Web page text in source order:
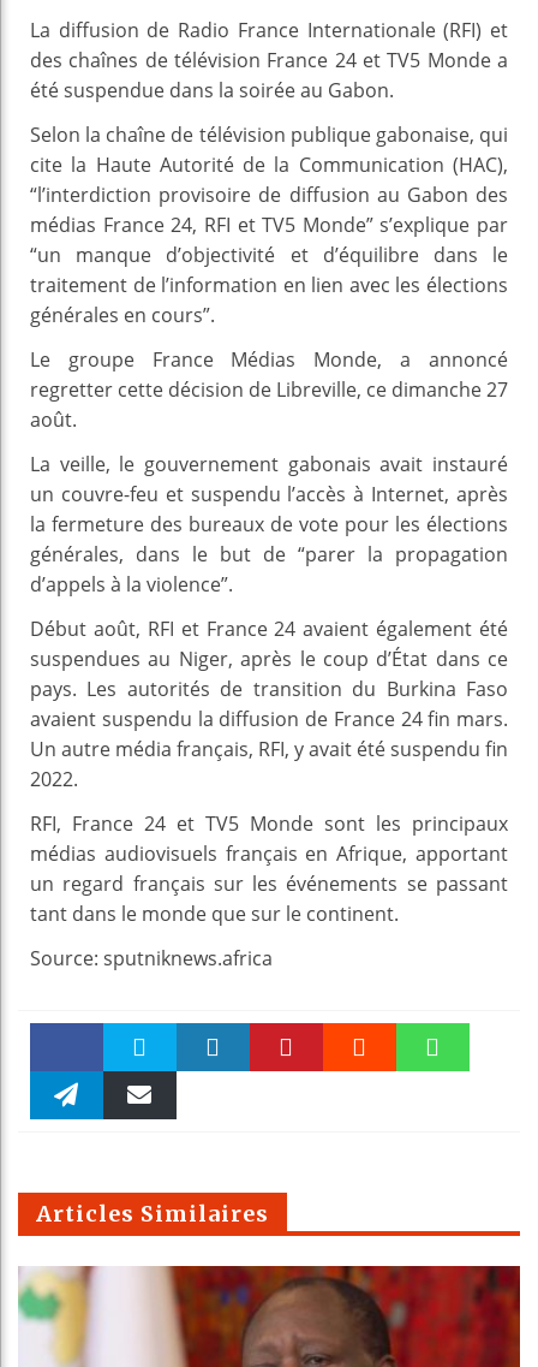
La diffusion de Radio France Internationale (RFI) et
des chaînes de télévision France 24 et TV5 Monde a
été suspendue dans la soirée au Gabon.
Selon la chaîne de télévision publique gabonaise, qui
cite la Haute Autorité de la Communication (HAC),
“l’interdiction provisoire de diffusion au Gabon des
médias France 24, RFI et TV5 Monde” s’explique par
“un manque d’objectivité et d’équilibre dans le
traitement de l’information en lien avec les élections
générales en cours”.
Le groupe France Médias Monde, a annoncé
regretter cette décision de Libreville, ce dimanche 27
août.
La veille, le gouvernement gabonais avait instauré
un couvre-feu et suspendu l’accès à Internet, après
la fermeture des bureaux de vote pour les élections
générales, dans le but de “parer la propagation
d’appels à la violence”.
Début août, RFI et France 24 avaient également été
suspendues au Niger, après le coup d’État dans ce
pays. Les autorités de transition du Burkina Faso
avaient suspendu la diffusion de France 24 fin mars.
Un autre média français, RFI, y avait été suspendu fin
2022.
RFI, France 24 et TV5 Monde sont les principaux
médias audiovisuels français en Afrique, apportant
un regard français sur les événements se passant
tant dans le monde que sur le continent.
Source: sputniknews.africa
Faceboo Twitter
m
Articles Similaires